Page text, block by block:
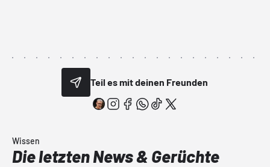
Teil es mit deinen Freunden
Wissen
Die letzten News & Gerüchte